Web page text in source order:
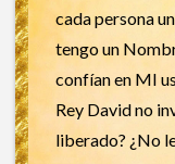
cada persona
tengo un
confían en MI
Rey David no
liberado? ¿No